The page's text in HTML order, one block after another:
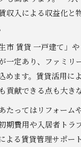
収入による収益化と
市 賃貸 一戸建て」
一定あり、ファミリ
めます。賃貸活用に
貢献できる点も大き
たってはリフォーム
期費用や入居者トラ
よる賃貸管理サポー